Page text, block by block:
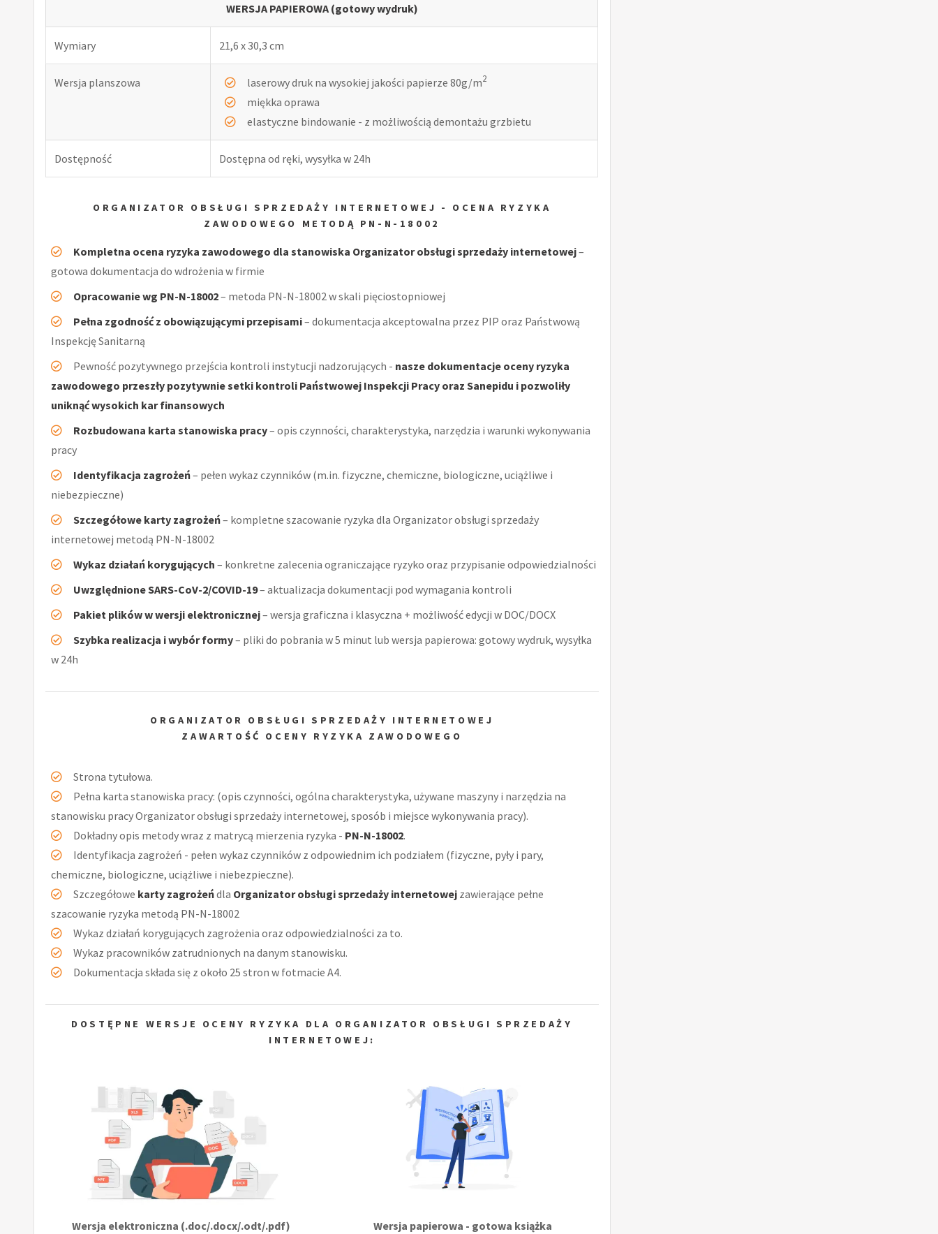
WERSJA PAPIEROWA (gotowy wydruk)
Wymiary 21,6 x 30,3 cm
Wersja planszowa laserowy druk na wysokiej jakości papierze 80g/m2
miękka oprawa
elastyczne bindowanie - z możliwością demontażu grzbietu
Dostępność Dostępna od ręki, wysyłka w 24h
ORGANIZATOR OBSŁUGI SPRZEDAŻY INTERNETOWEJ - OCENA RYZYKA
ZAWODOWEGO METODĄ PN-N-18002
Kompletna ocena ryzyka zawodowego dla stanowiska Organizator obsługi sprzedaży internetowej–
gotowa dokumentacja do wdrożenia w firmie
Opracowanie wg PN-N-18002– metoda PN-N-18002 w skali pięciostopniowej
Pełna zgodność z obowiązującymi przepisami– dokumentacja akceptowalna przez PIP oraz Państwową
Inspekcję Sanitarną
Pewność pozytywnego przejścia kontroli instytucji nadzorujących - nasze dokumentacje oceny ryzyka
zawodowego przeszły pozytywnie setki kontroli Państwowej Inspekcji Pracy oraz Sanepidu i pozwoliły
uniknąć wysokich kar finansowych
Rozbudowana karta stanowiska pracy– opis czynności, charakterystyka, narzędzia i warunki wykonywania
pracy
Identyfikacja zagrożeń– pełen wykaz czynników (m.in. fizyczne, chemiczne, biologiczne, uciążliwe i
niebezpieczne)
Szczegółowe karty zagrożeń– kompletne szacowanie ryzyka dla Organizator obsługi sprzedaży
internetowej metodą PN-N-18002
Wykaz działań korygujących – konkretne zalecenia ograniczające ryzyko oraz przypisanie odpowiedzialności
Uwzględnione SARS-CoV-2/COVID-19– aktualizacja dokumentacji pod wymagania kontroli
Pakiet plików w wersji elektronicznej– wersja graficzna i klasyczna + możliwość edycji w DOC/DOCX
Szybka realizacja i wybór formy– pliki do pobrania w 5 minut lub wersja papierowa: gotowy wydruk, wysyłka
w 24h
ORGANIZATOR OBSŁUGI SPRZEDAŻY INTERNETOWEJ
ZAWARTOŚĆ OCENY RYZYKA ZAWODOWEGO
Strona tytułowa.
Pełna karta stanowiska pracy: (opis czynności, ogólna charakterystyka, używane maszyny i narzędzia na
stanowisku pracy Organizator obsługi sprzedaży internetowej, sposób i miejsce wykonywania pracy).
Dokładny opis metody wraz z matrycą mierzenia ryzyka - PN-N-18002.
Identyfikacja zagrożeń - pełen wykaz czynników z odpowiednim ich podziałem (fizyczne, pyły i pary,
chemiczne, biologiczne, uciążliwe i niebezpieczne).
Szczegółowe karty zagrożeńdla Organizator obsługi sprzedaży internetowej zawierające pełne
szacowanie ryzyka metodą PN-N-18002
Wykaz działań korygujących zagrożenia oraz odpowiedzialności za to.
Wykaz pracowników zatrudnionych na danym stanowisku.
Dokumentacja składa się z około 25 stron w fotmacie A4.
DOSTĘPNE WERSJE OCENY RYZYKA DLA ORGANIZATOR OBSŁUGI SPRZEDAŻY
INTERNETOWEJ:
Wersja elektroniczna (.doc/.docx/.odt/.pdf) Wersja papierowa - gotowa książka